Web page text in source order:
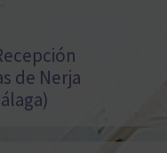
de Nerja